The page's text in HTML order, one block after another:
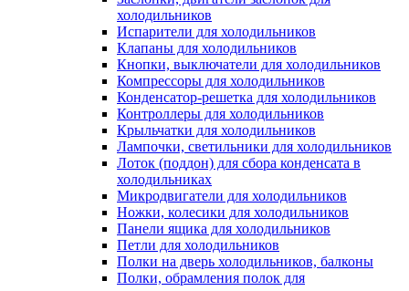
холодильников
Испарители для холодильников
Клапаны для холодильников
Кнопки, выключатели для холодильников
Компрессоры для холодильников
Конденсатор-решетка для холодильников
Контроллеры для холодильников
Крыльчатки для холодильников
Лампочки, светильники для холодильников
Лоток (поддон) для сбора конденсата в
холодильниках
Микродвигатели для холодильников
Ножки, колесики для холодильников
Панели ящика для холодильников
Петли для холодильников
Полки на дверь холодильников, балконы
Полки, обрамления полок для